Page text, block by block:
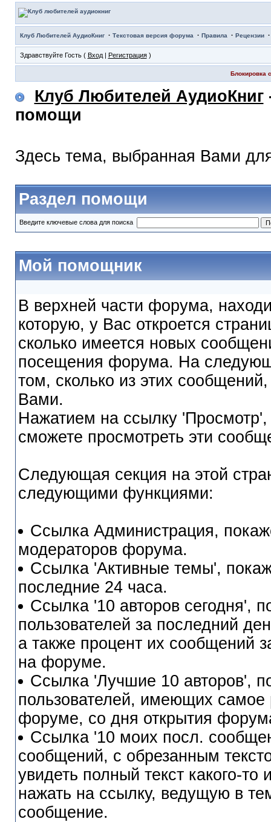
Клуб Любителей АудиоКниг· Текстовая версия форума · Правила · Рецензии
Здравствуйте Гость ( Вход| Регистрация)
Блокировка
Клуб Любителей АудиоКниг
помощи
Здесь тема, выбранная Вами
Раздел помощи
Введите ключевые слова для поиска
Мой помощник
В верхней части форума,
которую, у Вас откроется
сколько имеется новых
посещения форума. На
том, сколько из этих
Вами.
Нажатием на ссылку
сможете просмотреть эти
Следующая секция на этой
следующими функциями:
Ссылка Администрация,
модераторов форума.
Ссылка 'Активные темы',
последние 24 часа.
Ссылка '10 авторов сегодня',
пользователей за последний
а также процент их сообщений
на форуме.
Ссылка 'Лучшие 10 авторов',
пользователей, имеющих
форуме, со дня открытия
Ссылка '10 моих посл.
сообщений, с обрезанным
увидеть полный текст какого-
нажать на ссылку, ведущую в
сообщение.